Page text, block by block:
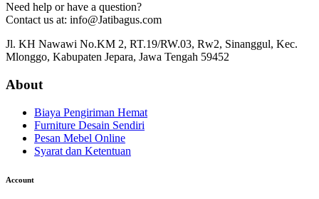
Need help or have a question?
Contact us at: info@Jatibagus.com
Jl. KH Nawawi No.KM 2, RT.19/RW.03, Rw2, Sinanggul, Kec.
Mlonggo, Kabupaten Jepara, Jawa Tengah 59452
About
Biaya Pengiriman Hemat
Furniture Desain Sendiri
Pesan Mebel Online
Syarat dan Ketentuan
Account